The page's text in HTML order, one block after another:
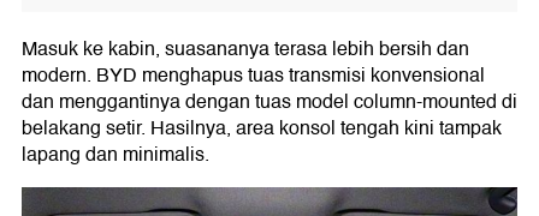
Masuk ke kabin, suasananya terasa lebih bersih dan
modern. BYD menghapus tuas transmisi konvensional
dan menggantinya dengan tuas model column-mounted di
belakang setir. Hasilnya, area konsol tengah kini tampak
lapang dan minimalis.